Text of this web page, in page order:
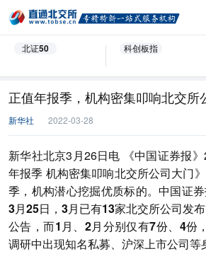
北证50 科创板指
正值年报季，机构密集叩响北交所
新华社 2022-03-28
新华社北京3月26日电 《中国证券报
年报季 机构密集叩响北交所公司大门
季，机构潜心挖掘优质标的。中国证券
3月25日，3月已有13家北交所公司发
公告，而1月、2月分别仅有7份、4份
调研中出现知名私募、沪深上市公司等